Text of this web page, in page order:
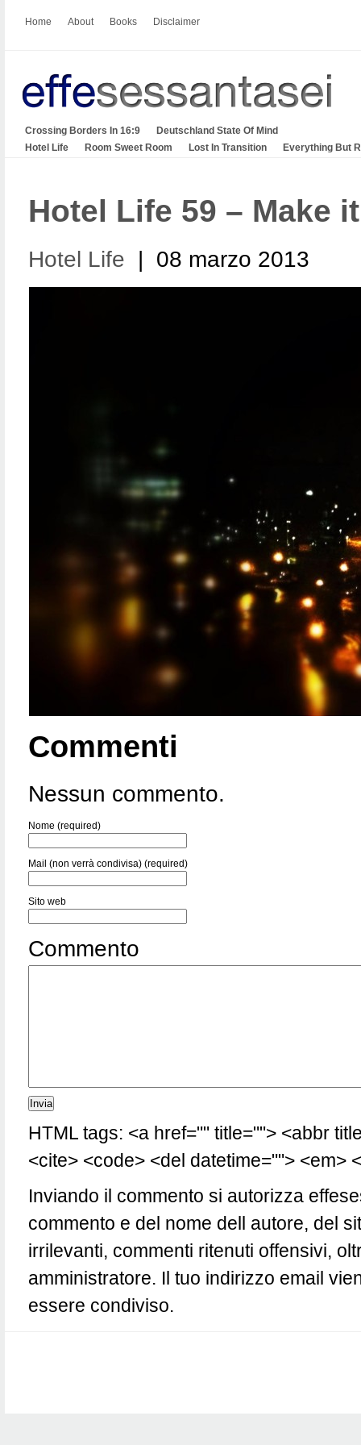
Home About Books Disclaimer
Crossing Borders In 16:9
Deutschland State Of Mind
Hotel Life
Room Sweet Room Lost In Transition Everything But
Hotel Life 59 – Make
Hotel Life | 08 marzo 2013
Commenti
Nessun commento.
Nome (required)
Mail (non verrà condivisa) (required)
Sito web
Commento
HTML tags: <a href="" title=""> <abbr
<cite> <code> <del datetime=""> <em>
Inviando il commento si autorizza
commento e del nome dell autore, del
irrilevanti, commenti ritenuti offensivi,
amministratore. Il tuo indirizzo email
essere condiviso.